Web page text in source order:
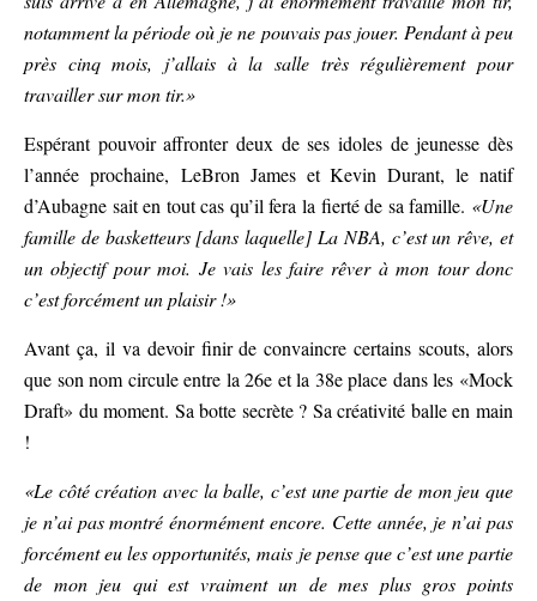
notamment la période où je ne pouvais pas jouer. Pendant à peu
près cinq mois, j’allais à la salle très régulièrement pour
travailler sur mon tir.»
Espérant pouvoir affronter deux de ses idoles de jeunesse dès
l’année prochaine, LeBron James et Kevin Durant, le natif
d’Aubagne sait en tout cas qu’il fera la fierté de sa famille. «Une
famille de basketteurs [dans laquelle] La NBA, c’est un rêve, et
un objectif pour moi. Je vais les faire rêver à mon tour donc
c’est forcément un plaisir !»
Avant ça, il va devoir finir de convaincre certains scouts, alors
que son nom circule entre la 26e et la 38e place dans les «Mock
Draft» du moment. Sa botte secrète ? Sa créativité balle en main
!
«Le côté création avec la balle, c’est une partie de mon jeu que
je n’ai pas montré énormément encore. Cette année, je n’ai pas
forcément eu les opportunités, mais je pense que c’est une partie
de mon jeu qui est vraiment un de mes plus gros points